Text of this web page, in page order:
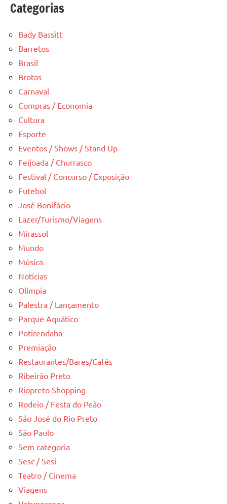
posts
Categorias
Bady Bassitt
Barretos
Brasil
Brotas
Carnaval
Compras / Economia
Cultura
Esporte
Eventos / Shows / Stand Up
Feijoada / Churrasco
Festival / Concurso / Exposição
Futebol
José Bonifácio
Lazer/Turismo/Viagens
Mirassol
Mundo
Música
Notícias
Olímpia
Palestra / Lançamento
Parque Aquático
Potirendaba
Premiação
Restaurantes/Bares/Cafés
Ribeirão Preto
Riopreto Shopping
Rodeio / Festa do Peão
São José do Rio Preto
São Paulo
Sem categoria
Sesc / Sesi
Teatro / Cinema
Viagens